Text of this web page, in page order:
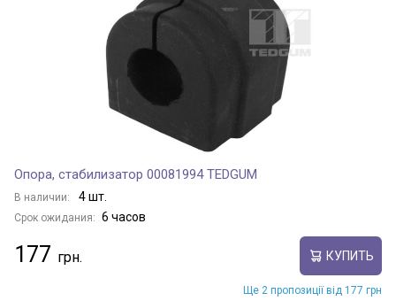
Опора, стабилизатор 00081994 TEDGUM
В наличии: 4 шт.
Срок ожидания: 6 часов
177 КУПИТЬ
Ще 2 пропозиції від 177 грн